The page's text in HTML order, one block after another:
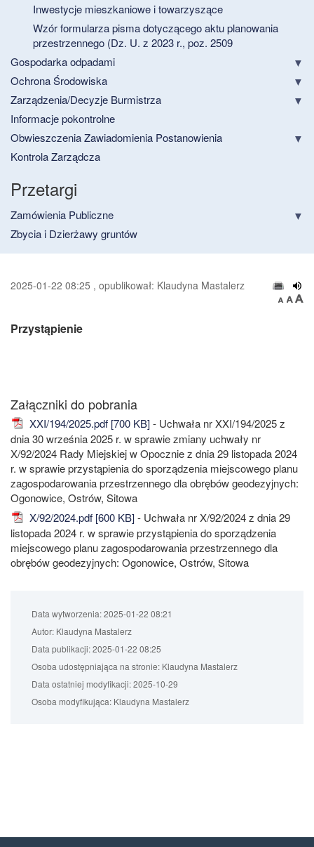
Inwestycje mieszkaniowe i towarzyszące
Wzór formularza pisma dotyczącego aktu planowania
przestrzennego (Dz. U. z 2023 r., poz. 2509
Gospodarka odpadami
Ochrona Środowiska
Zarządzenia/Decyzje Burmistrza
Informacje pokontrolne
Obwieszczenia Zawiadomienia Postanowienia
Kontrola Zarządcza
Przetargi
Zamówienia Publiczne
Zbycia i Dzierżawy gruntów
2025-01-22 08:25 , opublikował: Klaudyna Mastalerz
Przystąpienie
Załączniki do pobrania
XXI/194/2025.pdf [700 KB]- Uchwała nr XXI/194/2025 z
dnia 30 września 2025 r. w sprawie zmiany uchwały nr
X/92/2024 Rady Miejskiej w Opocznie z dnia 29 listopada 2024
r. w sprawie przystąpienia do sporządzenia miejscowego planu
zagospodarowania przestrzennego dla obrębów geodezyjnych:
Ogonowice, Ostrów, Sitowa
X/92/2024.pdf [600 KB]- Uchwała nr X/92/2024 z dnia 29
listopada 2024 r. w sprawie przystąpienia do sporządzenia
miejscowego planu zagospodarowania przestrzennego dla
obrębów geodezyjnych: Ogonowice, Ostrów, Sitowa
Data wytworzenia:2025-01-22 08:21
Autor: Klaudyna Mastalerz
Data publikacji:2025-01-22 08:25
Osoba udostępniająca na stronie: Klaudyna Mastalerz
Data ostatniej modyfikacji:2025-10-29
Osoba modyfikująca: Klaudyna Mastalerz